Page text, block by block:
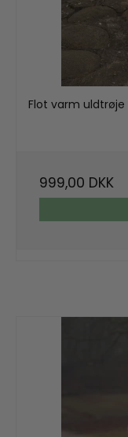
Flot varm uldtrøje
999,00 DKK